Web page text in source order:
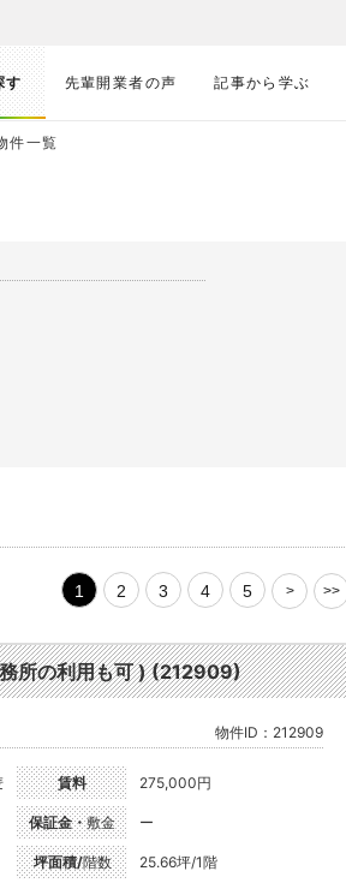
す 先輩開業者の声 記事から学ぶ
件一覧
1 2 3 4 5 > >>
所の利用も可 ) (212909)
物件ID：212909
賃料 275,000円
保証金・敷金 ー
坪面積/階数 25.66坪/1階